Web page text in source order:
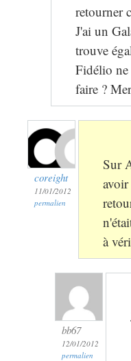
retourner
J'ai un
trouve
Fidélio ne
faire ?
coreight
11/01/2012
permalien
Sur
à
bb67
12/01/2012
permalien